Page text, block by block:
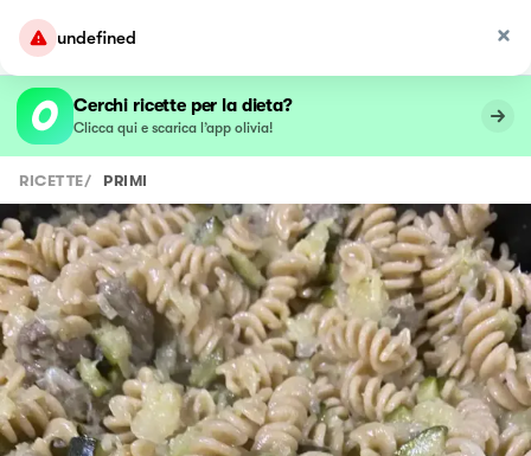
undefined
Cerchi ricette per la dieta?
Clicca qui e scarica l’app olivia!
RICETTE/ PRIMI